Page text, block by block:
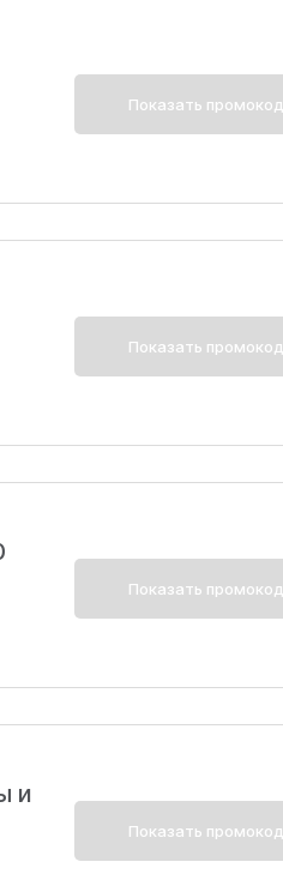
Показать промокод
Показать промокод
Показать промокод
и
Показать промокод